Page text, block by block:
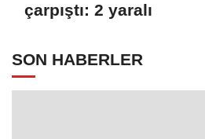
çarpıştı: 2 yaralı
SON HABERLER